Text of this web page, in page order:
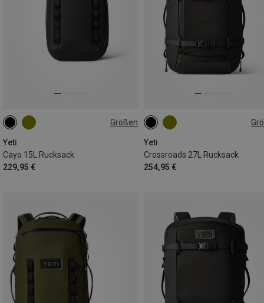
Größen
Yeti
Cayo 15L Rucksack
229,95 €
15L
Yeti
Crossroads 27L Rucksack
254,95 €
27L